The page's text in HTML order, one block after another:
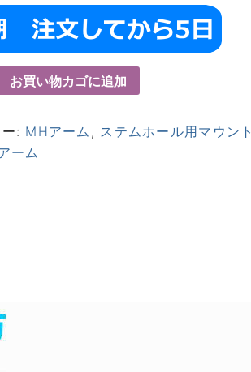
お買い物カゴに追加
: MHアーム , ステムホール用マウント
ーム